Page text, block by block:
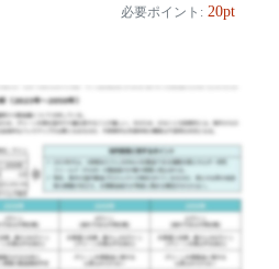
必要ポイント: 20pt